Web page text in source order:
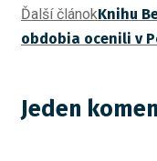
Ďalší článokKnihu
obdobia ocenili v
Jeden